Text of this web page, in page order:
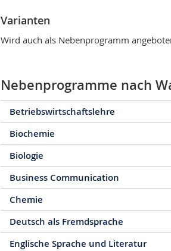
Masterstudiums mit anschliessender
Möglichkeiten.
Varianten
Wird auch als Nebenprogramm
Nebenprogramme nach
Betriebswirtschaftslehre
Biochemie
Biologie
Business Communication
Chemie
Deutsch als Fremdsprache
Englische Sprache und Literatur